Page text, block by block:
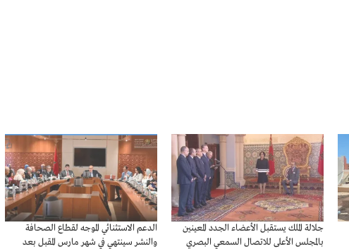
جلالة الملك يستقبل الأعضاء الجدد المعينين
بالمجلس الأعلى للاتصال السمعي البصري
الدعم الاستثنائي الموجه لقطاع الصحافة
والنشر سينتهي في شهر مارس المقبل بعد